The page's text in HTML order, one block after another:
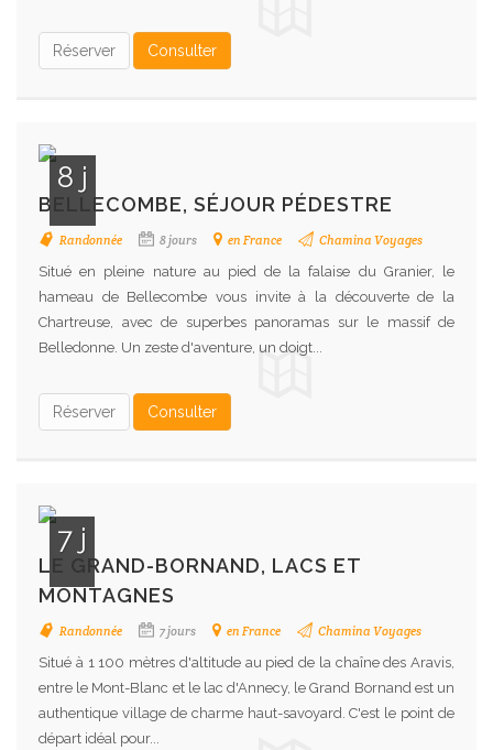
Réserver Consulter
8 j
BELLECOMBE, SÉJOUR PÉDESTRE
Randonnée 8 jours en France Chamina Voyages
Situé en pleine nature au pied de la falaise du Granier, le
hameau de Bellecombe vous invite à la découverte de la
Chartreuse, avec de superbes panoramas sur le massif de
Belledonne. Un zeste d'aventure, un doigt...
Réserver Consulter
7 j
LE GRAND-BORNAND, LACS ET
MONTAGNES
Randonnée 7 jours en France Chamina Voyages
Situé à 1 100 mètres d'altitude au pied de la chaîne des Aravis,
entre le Mont-Blanc et le lac d'Annecy, le Grand Bornand est un
authentique village de charme haut-savoyard. C'est le point de
départ idéal pour...